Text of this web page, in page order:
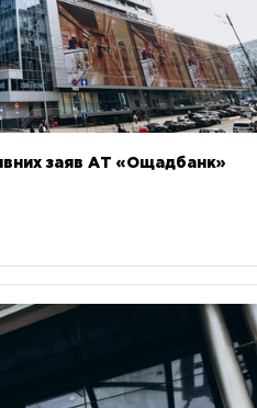
заяв АТ «Ощадбанк»